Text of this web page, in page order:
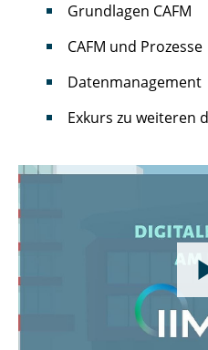
Grundlagen CAFM
CAFM und Prozesse
Datenmanagement
Exkurs zu weiteren